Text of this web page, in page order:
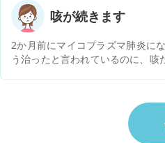
咳が続きます
2か月前にマイコプラズマ肺炎に
う治ったと言われているのに、咳
剤の点滴をしに病院に通いました
ってないんじゃないでしょうか？